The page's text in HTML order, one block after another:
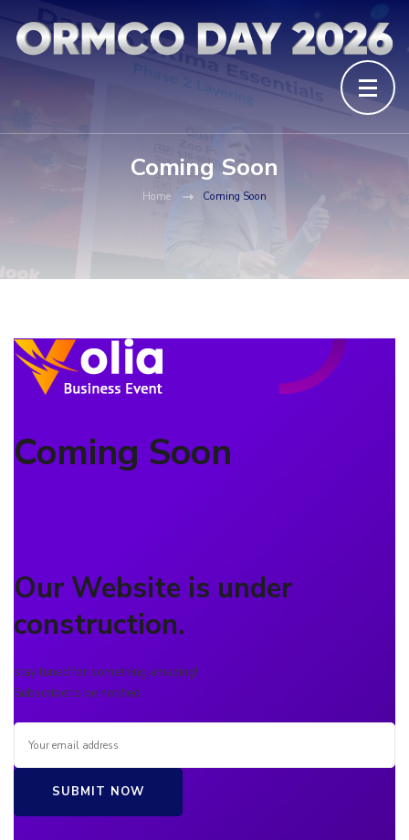
Coming Soon
Home Coming Soon
Coming Soon
Our Website is under
construction.
stay tuned for something amazing!
Subscribe to be notified
SUBMIT NOW